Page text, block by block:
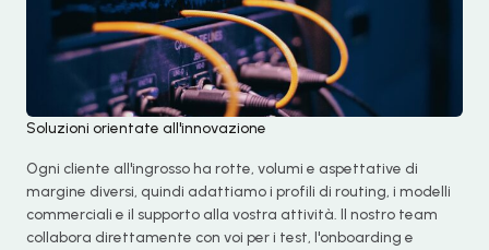
Soluzioni orientate all'innovazione
Ogni cliente all'ingrosso ha rotte, volumi e aspettative di
margine diversi, quindi adattiamo i profili di routing, i modelli
commerciali e il supporto alla vostra attività. Il nostro team
collabora direttamente con voi per i test, l'onboarding e